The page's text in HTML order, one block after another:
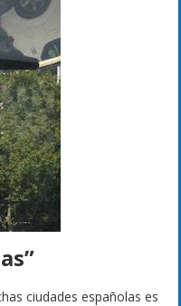
ciudades españolas es